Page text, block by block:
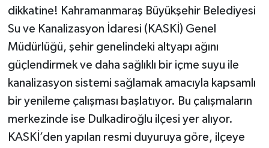
dikkatine! Kahramanmaraş Büyükşehir Belediyesi
Su ve Kanalizasyon İdaresi (KASKİ) Genel
Müdürlüğü, şehir genelindeki altyapı ağını
güçlendirmek ve daha sağlıklı bir içme suyu ile
kanalizasyon sistemi sağlamak amacıyla kapsamlı
bir yenileme çalışması başlatıyor. Bu çalışmaların
merkezinde ise Dulkadiroğlu ilçesi yer alıyor.
KASKİ’den yapılan resmi duyuruya göre, ilçeye
KAHRAMANMARAŞ